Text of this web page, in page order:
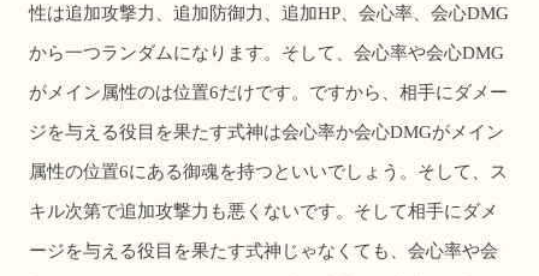
性は追加攻撃力、追加防御力、追加HP、会心率、会心DMG
から一つランダムになります。そして、会心率や会心DMG
がメイン属性のは位置6だけです。ですから、相手にダメー
ジを与える役目を果たす式神は会心率か会心DMGがメイン
属性の位置6にある御魂を持つといいでしょう。そして、ス
キル次第で追加攻撃力も悪くないです。そして相手にダメ
ージを与える役目を果たす式神じゃなくても、会心率や会